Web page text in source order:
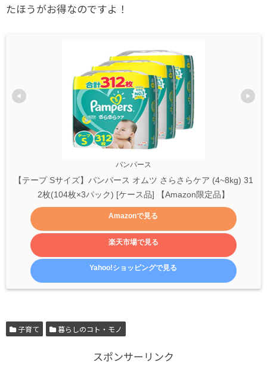
たほうがお得なのですよ！
パンパース
【テープ Sサイズ】パンパース オムツ さらさらケア (4~8kg) 31
2枚(104枚×3パック) [ケース品] 【Amazon限定品】
Amazonで見る
楽天市場で見る
Yahoo!ショッピングで見る
子育て 暮らしのコト・モノ
スポンサーリンク